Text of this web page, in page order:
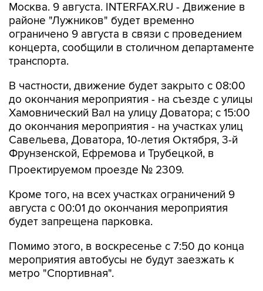
Москва. 9 августа. INTERFAX.RU - Движение в
районе "Лужников" будет временно
ограничено 9 августа в связи с проведением
концерта, сообщили в столичном департаменте
транспорта.
В частности, движение будет закрыто с 08:00
до окончания мероприятия - на съезде с улицы
Хамовнический Вал на улицу Доватора; с 15:00
до окончания мероприятия - на участках улиц
Савельева, Доватора, 10-летия Октября, 3-й
Фрунзенской, Ефремова и Трубецкой, в
Проектируемом проезде № 2309.
Кроме того, на всех участках ограничений 9
августа с 00:01 до окончания мероприятия
будет запрещена парковка.
Помимо этого, в воскресенье с 7:50 до конца
мероприятия автобусы не будут заезжать к
метро "Спортивная".